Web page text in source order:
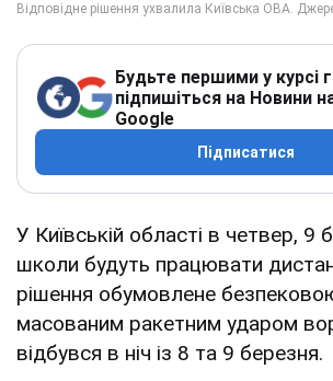
Будьте першими у курсі
підпишіться на Новини
Google
Підписатися
У Київській області в четвер, 9
школи будуть працювати
рішення обумовлене
масованим ракетним ударом
відбувся в ніч із 8 та 9 березня.